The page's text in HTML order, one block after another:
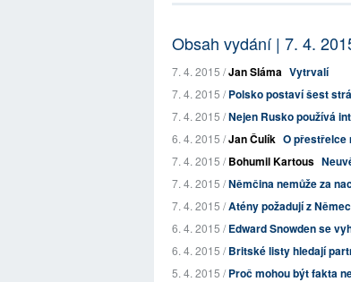
Obsah vydání | 7. 4.
7. 4. 2015 /Jan Sláma Vytrvalí
7. 4. 2015 /Polsko postaví šest
7. 4. 2015 /Nejen Rusko používá
6. 4. 2015 /Jan Čulík O přestřelce
7. 4. 2015 /Bohumil Kartous
7. 4. 2015 /Němčina nemůže za
7. 4. 2015 /Atény požadují z
6. 4. 2015 /Edward Snowden se
6. 4. 2015 /Britské listy hledají
5. 4. 2015 /Proč mohou být fakta